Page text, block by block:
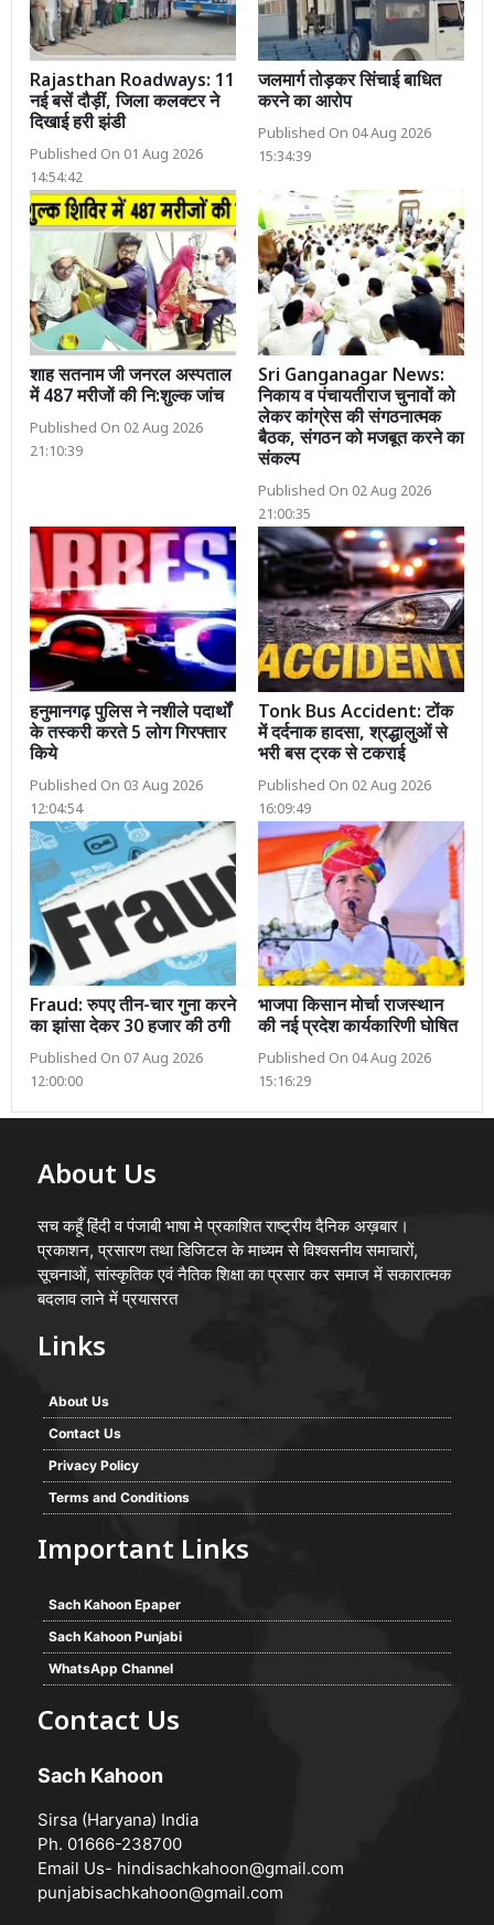
Rajasthan Roadways: 11
नई बसें दौड़ीं, जिला कलक्टर ने
दिखाई हरी झंडी
Published On 01 Aug 2026
14:54:42
जलमार्ग तोड़कर सिंचाई बाधित
करने का आरोप
Published On 04 Aug 2026
15:34:39
शाह सतनाम जी जनरल अस्पताल
में 487 मरीजों की नि:शुल्क जांच
Published On 02 Aug 2026
21:10:39
Sri Ganganagar News:
निकाय व पंचायतीराज चुनावों को
लेकर कांग्रेस की संगठनात्मक
बैठक, संगठन को मजबूत करने का
संकल्प
Published On 02 Aug 2026
21:00:35
हनुमानगढ़ पुलिस ने नशीले पदार्थों
के तस्करी करते 5 लोग गिरफ्तार
किये
Published On 03 Aug 2026
12:04:54
Tonk Bus Accident: टोंक
में दर्दनाक हादसा, श्रद्धालुओं से
भरी बस ट्रक से टकराई
Published On 02 Aug 2026
16:09:49
Fraud: रुपए तीन-चार गुना करने
का झांसा देकर 30 हजार की ठगी
Published On 07 Aug 2026
12:00:00
भाजपा किसान मोर्चा राजस्थान
की नई प्रदेश कार्यकारिणी घोषित
Published On 04 Aug 2026
15:16:29
About Us
सच कहूँ हिंदी व पंजाबी भाषा मे प्रकाशित राष्ट्रीय दैनिक अख़बार।
प्रकाशन, प्रसारण तथा डिजिटल के माध्यम से विश्वसनीय समाचारों,
सूचनाओं, सांस्कृतिक एवं नैतिक शिक्षा का प्रसार कर समाज में सकारात्मक
बदलाव लाने में प्रयासरत
Links
About Us
Contact Us
Privacy Policy
Terms and Conditions
Important Links
Sach Kahoon Epaper
Sach Kahoon Punjabi
WhatsApp Channel
Contact Us
Sach Kahoon
Sirsa (Haryana) India
Ph. 01666-238700
Email Us- hindisachkahoon@gmail.com
punjabisachkahoon@gmail.com